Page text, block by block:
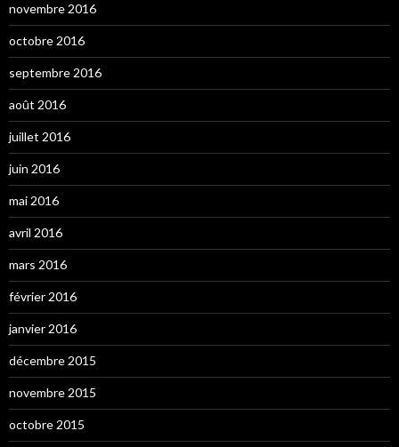
novembre 2016
octobre 2016
septembre 2016
août 2016
juillet 2016
juin 2016
mai 2016
avril 2016
mars 2016
février 2016
janvier 2016
décembre 2015
novembre 2015
octobre 2015